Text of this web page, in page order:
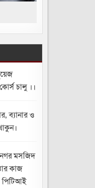
চালু ।।
ব্যানার ও
মসজিদ
কাজ